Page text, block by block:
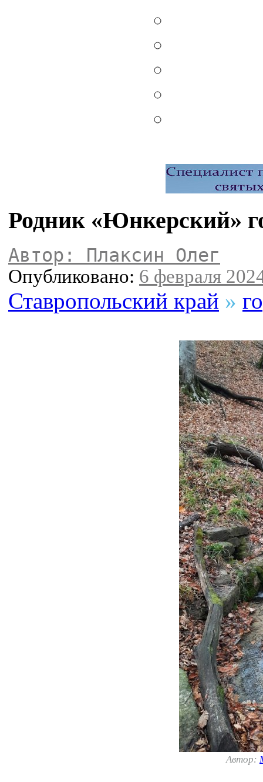
Родник «Юнкерский»
Автор: Плаксин Олег
Опубликовано: 6 февраля
Ставропольский край »
Автор: